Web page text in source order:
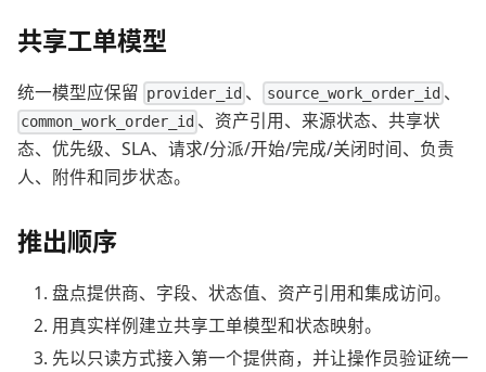
共享工单模型
统一模型应保留 provider_id 、 source_work_order_id 、
common_work_order_id 、资产引用、来源状态、共享状
态、优先级、SLA、请求/分派/开始/完成/关闭时间、负责
人、附件和同步状态。
推出顺序
盘点提供商、字段、状态值、资产引用和集成访问。
用真实样例建立共享工单模型和状态映射。
先以只读方式接入第一个提供商，并让操作员验证统一